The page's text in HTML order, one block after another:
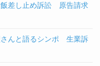
差し止め訴訟 原告請求
んと語るシンポ 生業訴